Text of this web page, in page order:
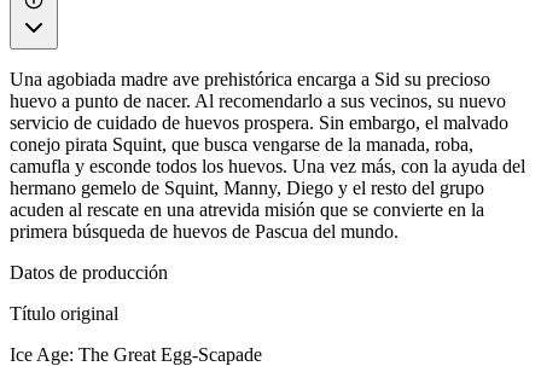
Una agobiada madre ave prehistórica encarga a Sid su precioso
huevo a punto de nacer. Al recomendarlo a sus vecinos, su nuevo
servicio de cuidado de huevos prospera. Sin embargo, el malvado
conejo pirata Squint, que busca vengarse de la manada, roba,
camufla y esconde todos los huevos. Una vez más, con la ayuda del
hermano gemelo de Squint, Manny, Diego y el resto del grupo
acuden al rescate en una atrevida misión que se convierte en la
primera búsqueda de huevos de Pascua del mundo.
Datos de producción
Título original
Ice Age: The Great Egg-Scapade